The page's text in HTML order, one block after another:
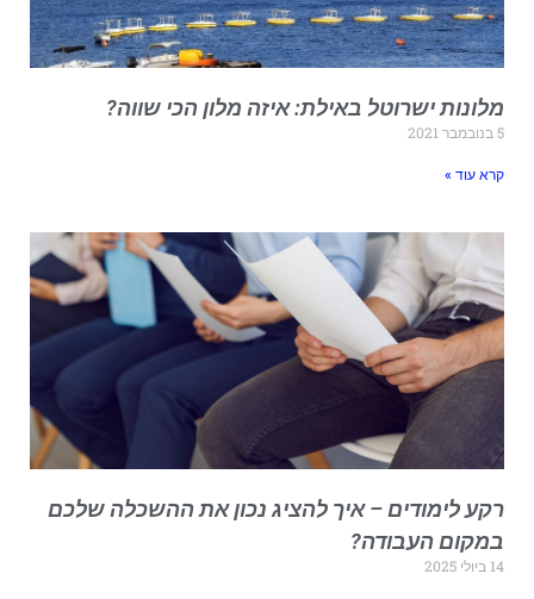
ישרוטל באילת: איזה מלון הכי שווה?
עוד »
לימודים – איך להציג נכון את ההשכלה שלכם
העבודה?